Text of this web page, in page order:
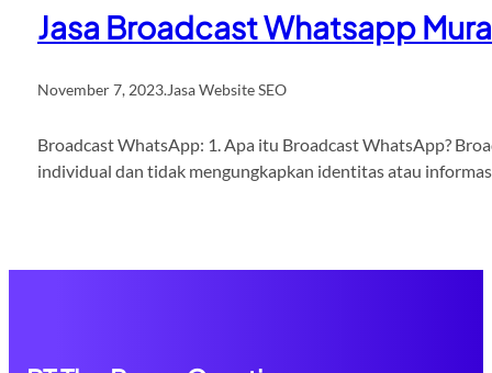
Jasa Broadcast Whatsapp
November 7, 2023.Jasa Website SEO
Broadcast WhatsApp: 1. Apa itu Broadcast WhatsApp?
individual dan tidak mengungkapkan identitas atau